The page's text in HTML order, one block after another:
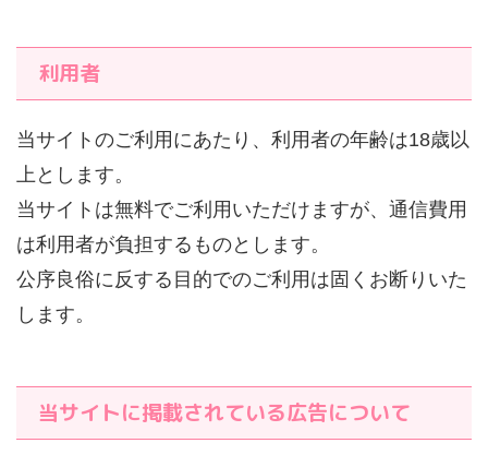
利用者
当サイトのご利用にあたり、利用者の年齢は18歳以
上とします。
当サイトは無料でご利用いただけますが、通信費用
は利用者が負担するものとします。
公序良俗に反する目的でのご利用は固くお断りいた
します。
当サイトに掲載されている広告について